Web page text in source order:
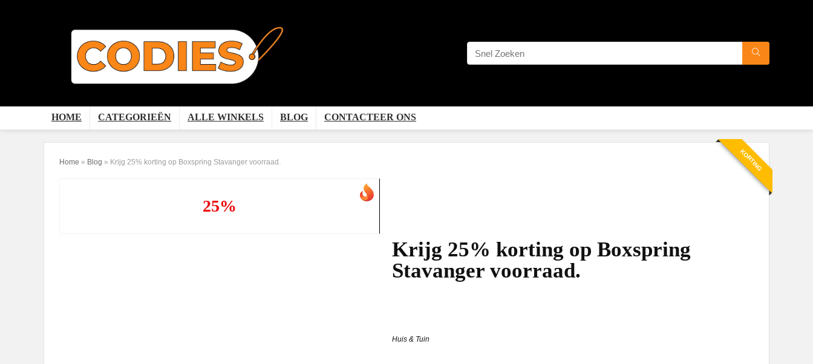
HOME CATEGORIEËN ALLE WINKELS BLOG CONTACTEER ONS
Home » Blog » Krijg 25% korting op Boxspring Stavanger voorraad. KORTING
25%
Krijg 25% korting op Boxspring
Stavanger voorraad.
Huis & Tuin